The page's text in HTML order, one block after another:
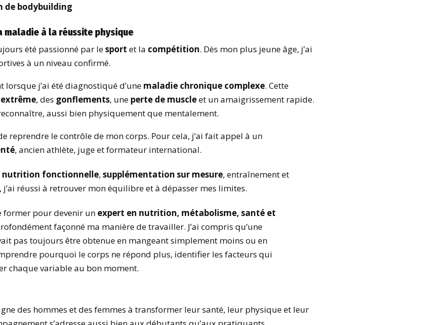
de bodybuilding
à la réussite physique
été passionné par lesport et la compétition. Dès mon plus jeune âge, j’ai
à un niveau confirmé.
j’ai été diagnostiqué d’une maladie chronique complexe. Cette
, des gonflements, une perte de muscleet un amaigrissement rapide.
aussi bien physiquement que mentalement.
reprendre le contrôle de mon corps. Pour cela, j’ai fait appel à un
, ancien athlète, juge et formateur international.
nutrition fonctionnelle, supplémentation sur mesure, entraînement et
réussi à retrouver mon équilibre et à dépasser mes limites.
former pour devenir un expert en nutrition, métabolisme, santé et
façonné ma manière de travailler. J’ai compris qu’une
pas toujours être obtenue en mangeant simplement moins ou en
pourquoi le corps ne répond plus, identifier les facteurs qui
chaque variable au bon moment.
des hommes et des femmes à transformer leur santé, leur physique et leur